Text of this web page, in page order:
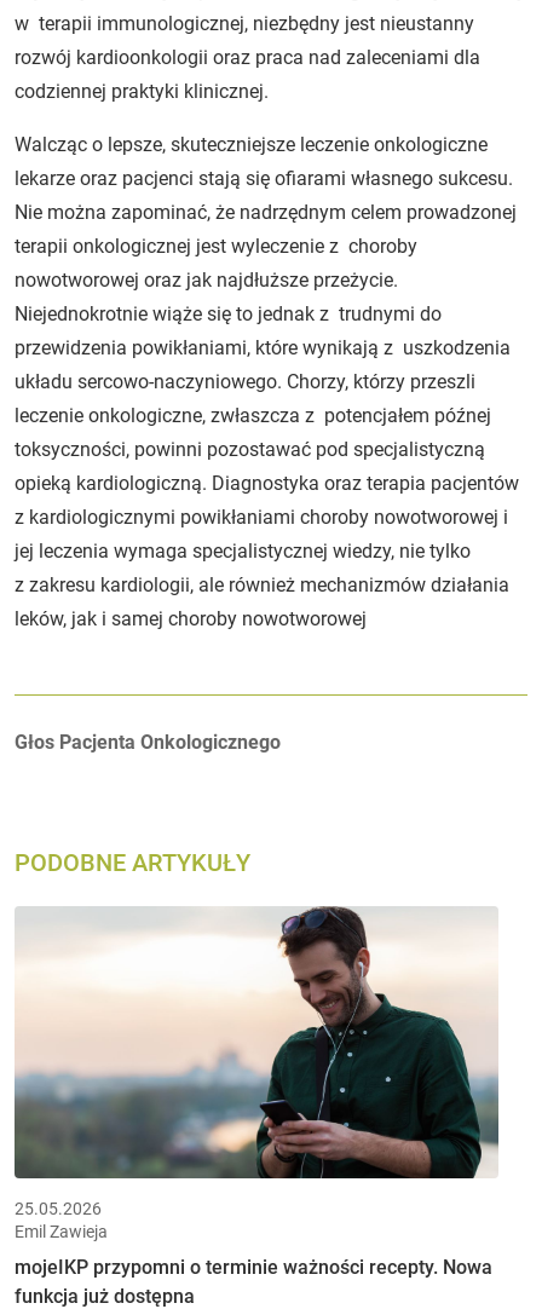
w terapii immunologicznej, niezbędny jest nieustanny
rozwój kardioonkologii oraz praca nad zaleceniami dla
codziennej praktyki klinicznej.
Walcząc o lepsze, skuteczniejsze leczenie onkologiczne
lekarze oraz pacjenci stają się ofiarami własnego sukcesu.
Nie można zapominać, że nadrzędnym celem prowadzonej
terapii onkologicznej jest wyleczenie z choroby
nowotworowej oraz jak najdłuższe przeżycie.
Niejednokrotnie wiąże się to jednak z trudnymi do
przewidzenia powikłaniami, które wynikają z uszkodzenia
układu sercowo-naczyniowego. Chorzy, którzy przeszli
leczenie onkologiczne, zwłaszcza z potencjałem późnej
toksyczności, powinni pozostawać pod specjalistyczną
opieką kardiologiczną. Diagnostyka oraz terapia pacjentów
z kardiologicznymi powikłaniami choroby nowotworowej i
jej leczenia wymaga specjalistycznej wiedzy, nie tylko
z zakresu kardiologii, ale również mechanizmów działania
leków, jak i samej choroby nowotworowej
Autorzy:
Głos Pacjenta Onkologicznego
PODOBNE ARTYKUŁY
25.05.2026
Emil Zawieja
mojeIKP przypomni o terminie ważności recepty. Nowa
funkcja już dostępna